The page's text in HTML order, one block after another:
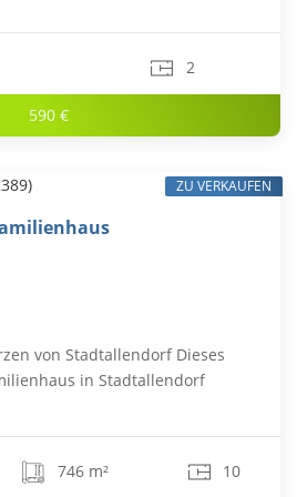
2
590 €
von Stadtallendorf Dieses
in Stadtallendorf
746 m² 10
ZU VERKAUFEN